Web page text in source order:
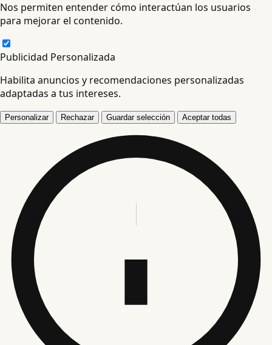
Nos permiten entender cómo interactúan los usuarios
para mejorar el contenido.
Publicidad Personalizada
Habilita anuncios y recomendaciones personalizadas
adaptadas a tus intereses.
Personalizar Rechazar Guardar selección Aceptar todas